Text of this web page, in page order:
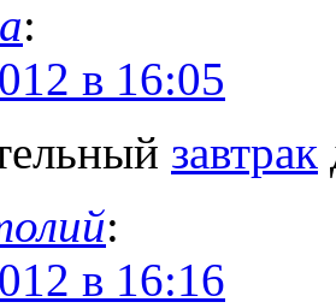
:
в 16:05
завтрак
:
в 16:16